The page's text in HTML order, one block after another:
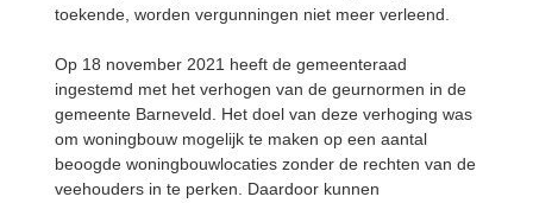
toekende, worden vergunningen niet meer verleend.
Op 18 november 2021 heeft de gemeenteraad
ingestemd met het verhogen van de geurnormen in de
gemeente Barneveld. Het doel van deze verhoging was
om woningbouw mogelijk te maken op een aantal
beoogde woningbouwlocaties zonder de rechten van de
veehouders in te perken. Daardoor kunnen